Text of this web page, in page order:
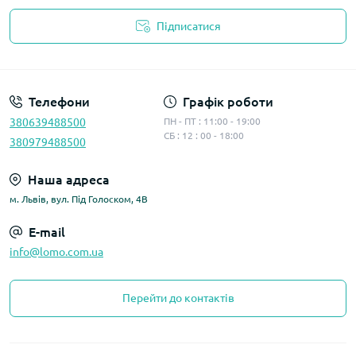
Підписатися
Телефони
380639488500
380979488500
Графік роботи
ПН - ПТ : 11:00 - 19:00
СБ : 12 : 00 - 18:00
Наша адреса
м. Львів, вул. Під Голоском, 4В
E-mail
info@lomo.com.ua
Перейти до контактів